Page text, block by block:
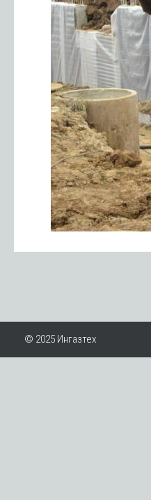
© 2025 Ингазтех